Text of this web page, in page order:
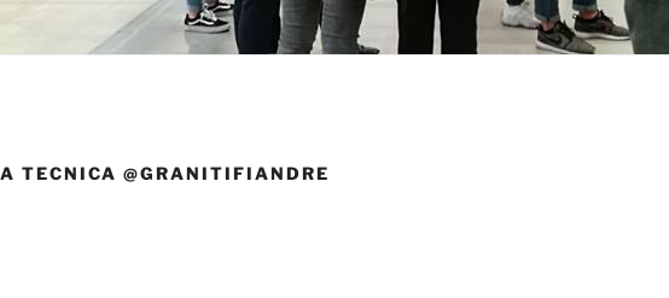
TECNICA @GRANITIFIANDRE